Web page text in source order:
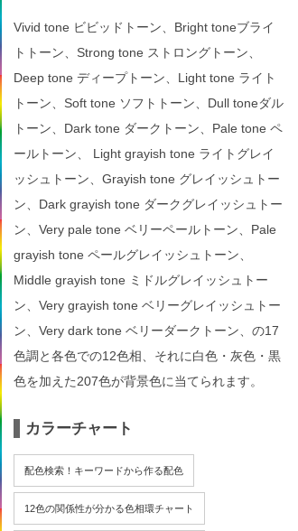
Vivid tone ビビッドトーン、Bright toneブライ
トトーン、Strong tone ストロングトーン、
Deep tone ディープトーン、Light tone ライト
トーン、Soft tone ソフトトーン、Dull toneダル
トーン、Dark tone ダークトーン、Pale tone ペ
ールトーン、 Light grayish tone ライトグレイ
ッシュトーン、Grayish tone グレイッシュトー
ン、Dark grayish tone ダークグレイッシュトー
ン、Very pale tone ベリーペールトーン、Pale
grayish tone ペールグレイッシュトーン、
Middle grayish tone ミドルグレイッシュトー
ン、Very grayish tone ベリーグレイッシュトー
ン、Very dark tone ベリーダークトーン、の17
色調と各色での12色相、それに白色・灰色・黒
色を加えた207色が背景色に当てられます。
カラーチャート
配色検索！キーワードから作る配色
12色の関係性が分かる色相環チャート